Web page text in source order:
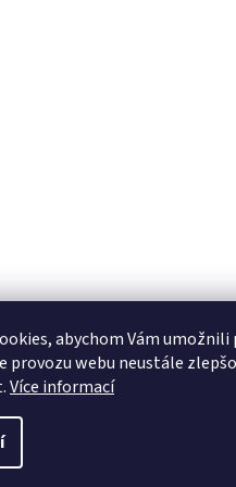
abychom Vám
provozu webu neustále
Více informací